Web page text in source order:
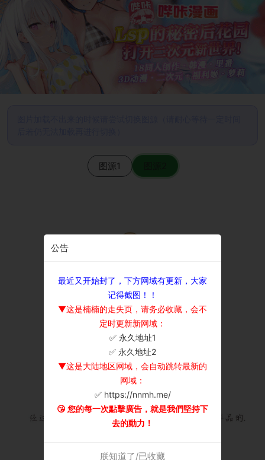
图源1
公告
最近又开始封了，下方网域有更新，大家
记得截图！！
▼这是楠楠的走失页，请务必收藏，会不
定时更新新网域：
✅ 永久地址1
✅ 永久地址2
▼这是大陆地区网域，会自动跳转最新的
网域：
✅ https://nnmh.me/
😘 您的每一次點擊廣告，就是我們堅持下
去的動力！
朕知道了/已收藏